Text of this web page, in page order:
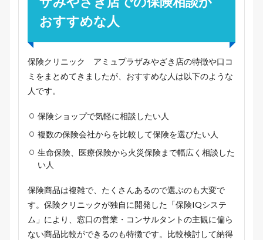
おすすめな人
保険クリニック アミュプラザみやざき店の特徴や口コ
ミをまとめてきましたが、おすすめな人は以下のような
人です。
保険ショップで気軽に相談したい人
複数の保険会社からを比較して保険を選びたい人
生命保険、医療保険から火災保険まで幅広く相談した
い人
保険商品は複雑で、たくさんあるので選ぶのも大変で
す。保険クリニックが独自に開発した「保険IQシステ
ム」により、窓口の営業・コンサルタントの主観に偏ら
ない商品比較ができるのも特徴です。比較検討して納得